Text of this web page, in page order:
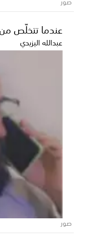
قس...
المحافظ بن
المحلية
بمديرية بيحان
عندما تتخلّص
عبدالله اليزيدي
صور